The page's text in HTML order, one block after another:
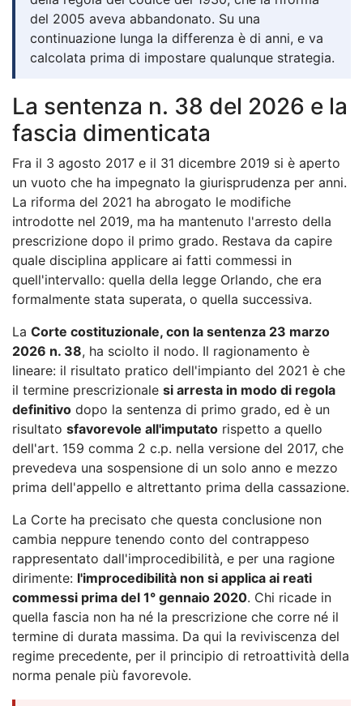
del 2005 aveva abbandonato. Su una
continuazione lunga la differenza è di anni, e va
calcolata prima di impostare qualunque strategia.
La sentenza n. 38 del 2026 e la
fascia dimenticata
Fra il 3 agosto 2017 e il 31 dicembre 2019 si è aperto
un vuoto che ha impegnato la giurisprudenza per anni.
La riforma del 2021 ha abrogato le modifiche
introdotte nel 2019, ma ha mantenuto l'arresto della
prescrizione dopo il primo grado. Restava da capire
quale disciplina applicare ai fatti commessi in
quell'intervallo: quella della legge Orlando, che era
formalmente stata superata, o quella successiva.
La Corte costituzionale, con la sentenza 23 marzo
2026 n. 38, ha sciolto il nodo. Il ragionamento è
lineare: il risultato pratico dell'impianto del 2021 è che
il termine prescrizionale si arresta in modo di regola
definitivo dopo la sentenza di primo grado, ed è un
risultato sfavorevole all'imputato rispetto a quello
dell'art. 159 comma 2 c.p. nella versione del 2017, che
prevedeva una sospensione di un solo anno e mezzo
prima dell'appello e altrettanto prima della cassazione.
La Corte ha precisato che questa conclusione non
cambia neppure tenendo conto del contrappeso
rappresentato dall'improcedibilità, e per una ragione
dirimente: l'improcedibilità non si applica ai reati
commessi prima del 1° gennaio 2020. Chi ricade in
quella fascia non ha né la prescrizione che corre né il
termine di durata massima. Da qui la reviviscenza del
regime precedente, per il principio di retroattività della
norma penale più favorevole.